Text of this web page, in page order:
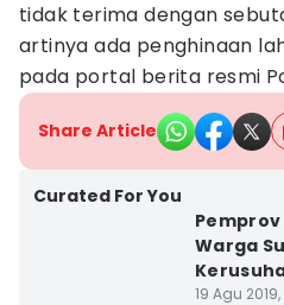
tidak terima dengan
artinya ada penghinaan
pada portal berita resmi
Share Article
Curated For You
Warga
19 Agu 2019,